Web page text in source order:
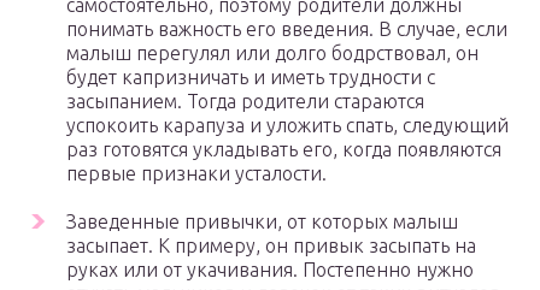
самостоятельно, поэтому родители должны
понимать важность его введения. В случае, если
малыш перегулял или долго бодрствовал, он
будет капризничать и иметь трудности с
засыпанием. Тогда родители стараются
успокоить карапуза и уложить спать, следующий
раз готовятся укладывать его, когда появляются
первые признаки усталости.
Заведенные привычки, от которых малыш
засыпает. К примеру, он привык засыпать на
руках или от укачивания. Постепенно нужно